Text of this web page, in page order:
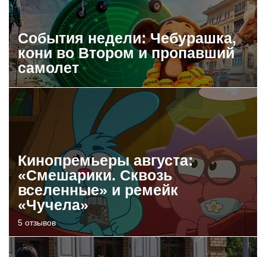
События недели: Чебурашка,
кони во Втором и пропавший
самолет
Кинопремьеры августа:
«Смешарики. Сквозь
вселенные» и ремейк
«Чучела»
5 отзывов